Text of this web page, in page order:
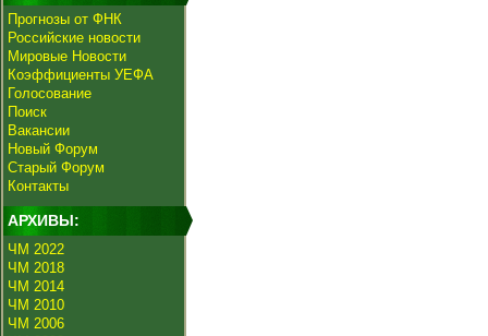
Прогнозы от ФНК
Российские новости
Мировые Новости
Коэффициенты УЕФА
Голосование
Поиск
Вакансии
Новый Форум
Старый Форум
Контакты
АРХИВЫ:
ЧМ 2022
ЧМ 2018
ЧМ 2014
ЧМ 2010
ЧМ 2006